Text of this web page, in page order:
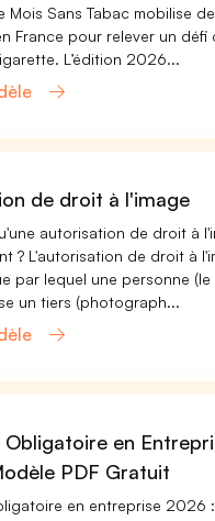
Mois Sans Tabac mobilise
France pour relever un
L’édition 2026...
de droit à l'image
autorisation de droit à
? L'autorisation de droit à
par lequel une personne (le
un tiers (photograph...
Obligatoire en
PDF Gratuit
en entreprise 2026